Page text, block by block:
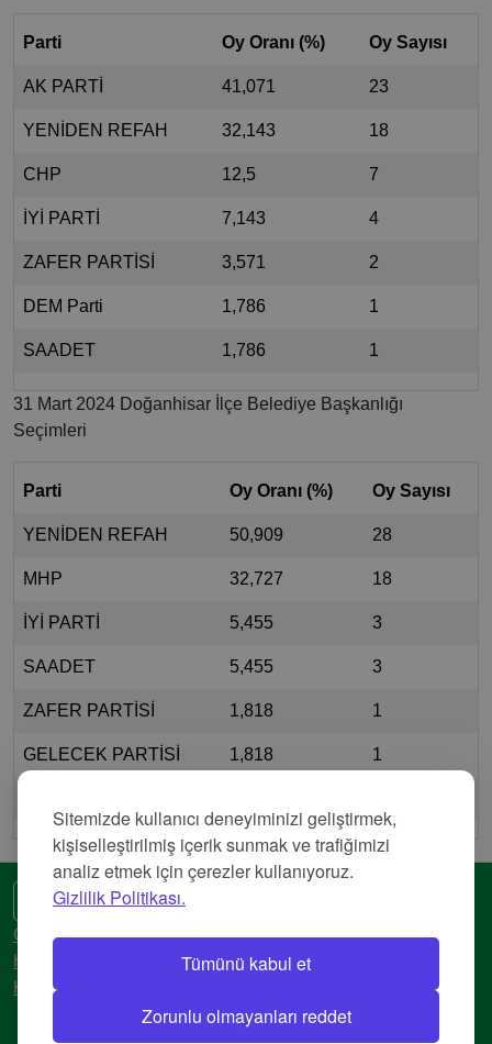
Sitemizde kullanıcı deneyiminizi geliştirmek,
kişiselleştirilmiş içerik sunmak ve trafiğimizi
analiz etmek için çerezler kullanıyoruz.
Gizlilik Politikası.
Tümünü kabul et
Zorunlu olmayanları reddet
Parti Oy Oranı (%) Oy Sayısı
AK PARTİ 41,071 23
YENİDEN REFAH 32,143 18
CHP 12,5 7
İYİ PARTİ 7,143 4
ZAFER PARTİSİ 3,571 2
DEM Parti 1,786 1
SAADET 1,786 1
31 Mart 2024 Doğanhisar İlçe Belediye Başkanlığı
Seçimleri
Parti Oy Oranı (%) Oy Sayısı
YENİDEN REFAH 50,909 28
MHP 32,727 18
İYİ PARTİ 5,455 3
SAADET 5,455 3
ZAFER PARTİSİ 1,818 1
GELECEK PARTİSİ 1,818 1
🌍 Başka bir dil
Gizlilik Politikası
Hizmet Şartları
Künye
© 2018-2026 AtlasBig.com